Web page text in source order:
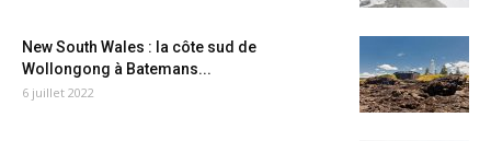
New South Wales : la côte sud de
Wollongong à Batemans...
6 juillet 2022